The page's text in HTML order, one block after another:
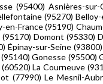
(95400) Asnières-
(95270)
en-France (95190)
Domont (95330)
Épinay-sur-Seine
Gonesse (95500)
La Courneuve
(77990) Le Mesnil-